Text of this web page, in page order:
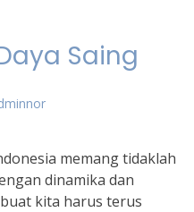
Saing
memang tidaklah
dinamika dan
kita harus terus